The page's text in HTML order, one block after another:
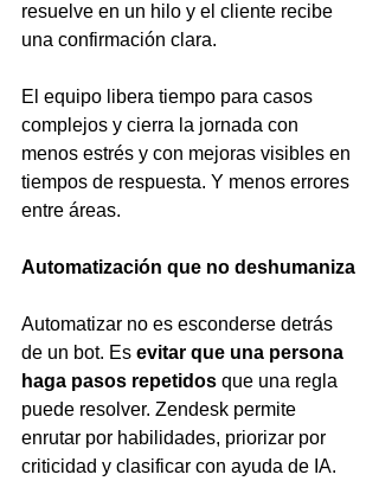
resuelve en un hilo y el cliente recibe
una confirmación clara.
El equipo libera tiempo para casos
complejos y cierra la jornada con
menos estrés y con mejoras visibles en
tiempos de respuesta. Y menos errores
entre áreas.
Automatización que no deshumaniza
Automatizar no es esconderse detrás
de un bot. Es evitar que una persona
haga pasos repetidos que una regla
puede resolver. Zendesk permite
enrutar por habilidades, priorizar por
criticidad y clasificar con ayuda de IA.